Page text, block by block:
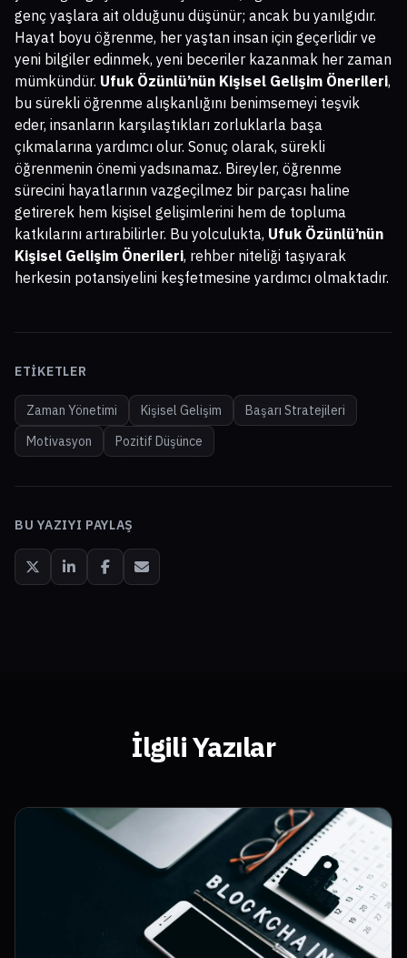
genç yaşlara ait olduğunu düşünür; ancak bu yanılgıdır.
Hayat boyu öğrenme, her yaştan insan için geçerlidir ve
yeni bilgiler edinmek, yeni beceriler kazanmak her zaman
mümkündür. Ufuk Özünlü’nün Kişisel Gelişim Önerileri,
bu sürekli öğrenme alışkanlığını benimsemeyi teşvik
eder, insanların karşılaştıkları zorluklarla başa
çıkmalarına yardımcı olur. Sonuç olarak, sürekli
öğrenmenin önemi yadsınamaz. Bireyler, öğrenme
sürecini hayatlarının vazgeçilmez bir parçası haline
getirerek hem kişisel gelişimlerini hem de topluma
katkılarını artırabilirler. Bu yolculukta, Ufuk Özünlü’nün
Kişisel Gelişim Önerileri, rehber niteliği taşıyarak
herkesin potansiyelini keşfetmesine yardımcı olmaktadır.
ETIKETLER
Zaman Yönetimi Kişisel Gelişim
Başarı Stratejileri
Motivasyon
Pozitif Düşünce
BU YAZIYI PAYLAŞ
İlgili Yazılar